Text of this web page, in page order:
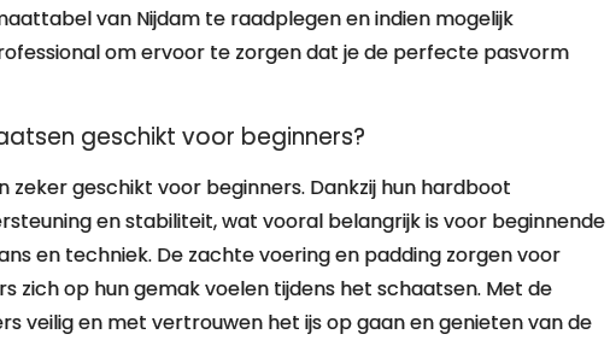
van Nijdam te raadplegen en indien mogelijk
om ervoor te zorgen dat je de perfecte pasvorm
geschikt voor beginners?
zeker geschikt voor beginners. Dankzij hun hardboot
en stabiliteit, wat vooral belangrijk is voor beginnende
en techniek. De zachte voering en padding zorgen voor
zich op hun gemak voelen tijdens het schaatsen. Met de
veilig en met vertrouwen het ijs op gaan en genieten van de